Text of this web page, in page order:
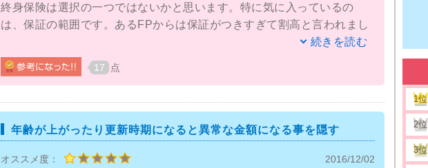
終身保険は選択の一つではないかと思います。特に気に入っているの
は、保証の範囲です。あるFPからは保証がつきすぎて割高と言われまし
ただ、考え方次第ではそうともいえません。明日どうなるか分からない
です。特に若い世代は病気になったら、交通事故で体が動かなくなった
ら、状態によっては将来を大きく左右させてしまうでしょう。
そういったとき一時金が大きければ、無理なく治療に当てられたりし、
続きを読む
17 点
年齢が上がったり更新時期になると異常な金額になる事を隠す
オススメ度： 2016/12/02
1位
2位
3位